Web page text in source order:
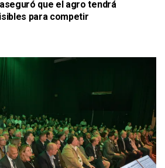
que el agro tendrá
para competir